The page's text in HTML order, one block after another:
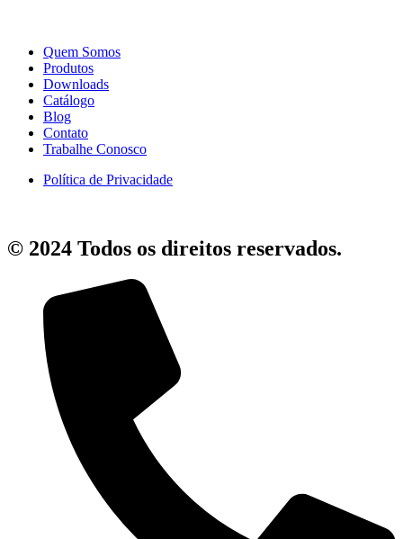
Quem Somos
Produtos
Downloads
Catálogo
Blog
Contato
Trabalhe Conosco
Política de Privacidade
© 2024 Todos os direitos reservados.